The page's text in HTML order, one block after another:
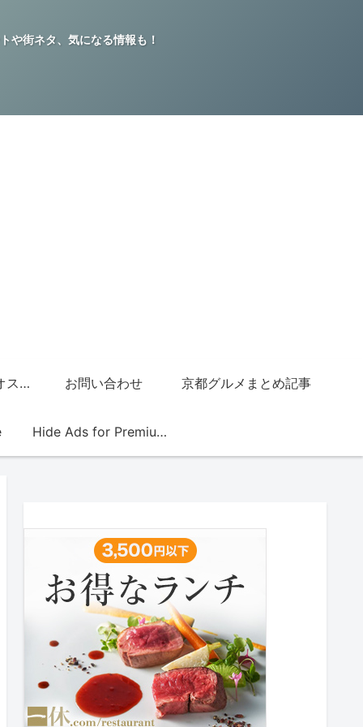
や街ネタ、気になる情報も！
グッチジャパン的オススメ店 お問い合わせ 京都グルメまとめ記事
Hide Ads for Premium Members